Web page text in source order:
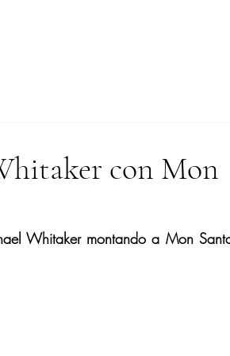
con Mon
Whitaker montando a Mon